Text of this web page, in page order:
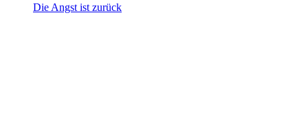
Die Angst ist zurück